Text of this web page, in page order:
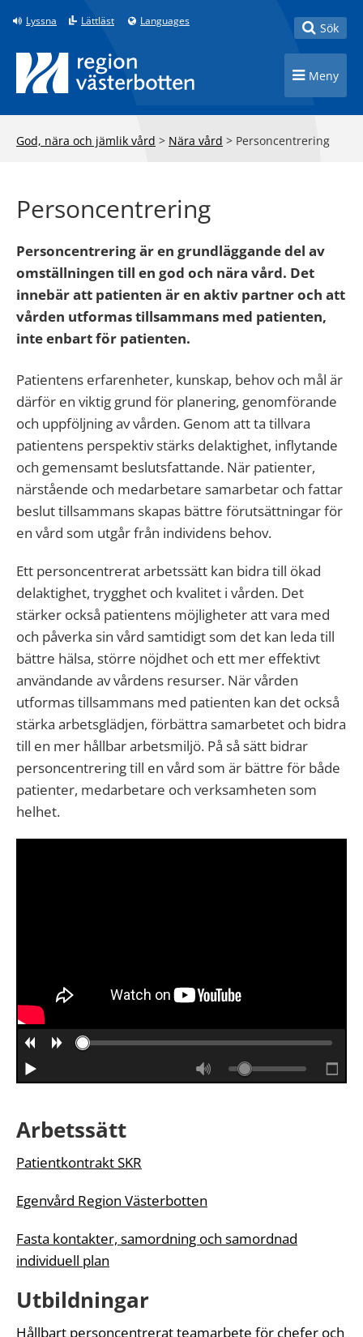
Till innehåll på sidan
Lyssna Lättläst Languages Toggle
Sök
Toggle
Meny
God, nära och jämlik vård > Nära vård > Personcentrering
Personcentrering
Personcentrering är en grundläggande del av
omställningen till en god och nära vård. Det
innebär att patienten är en aktiv partner och att
vården utformas tillsammans med patienten,
inte enbart för patienten.
Patientens erfarenheter, kunskap, behov och mål är
därför en viktig grund för planering, genomförande
och uppföljning av vården. Genom att ta tillvara
patientens perspektiv stärks delaktighet, inflytande
och gemensamt beslutsfattande. När patienter,
närstående och medarbetare samarbetar och fattar
beslut tillsammans skapas bättre förutsättningar för
en vård som utgår från individens behov.
Ett personcentrerat arbetssätt kan bidra till ökad
delaktighet, trygghet och kvalitet i vården. Det
stärker också patientens möjligheter att vara med
och påverka sin vård samtidigt som det kan leda till
bättre hälsa, större nöjdhet och ett mer effektivt
användande av vårdens resurser. När vården
utformas tillsammans med patienten kan det också
stärka arbetsglädjen, förbättra samarbetet och bidra
till en mer hållbar arbetsmiljö. På så sätt bidrar
personcentrering till en vård som är bättre för både
patienter, medarbetare och verksamheten som
helhet.
Arbetssätt
Patientkontrakt SKR
Egenvård Region Västerbotten
Fasta kontakter, samordning och samordnad
individuell plan
Utbildningar
Hållbart personcentrerat teamarbete för chefer och